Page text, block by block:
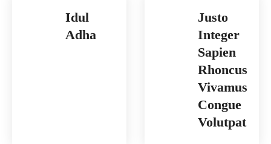
Idul
Adha
Justo
Integer
Sapien
Rhoncus
Vivamus
Congue
Volutpat